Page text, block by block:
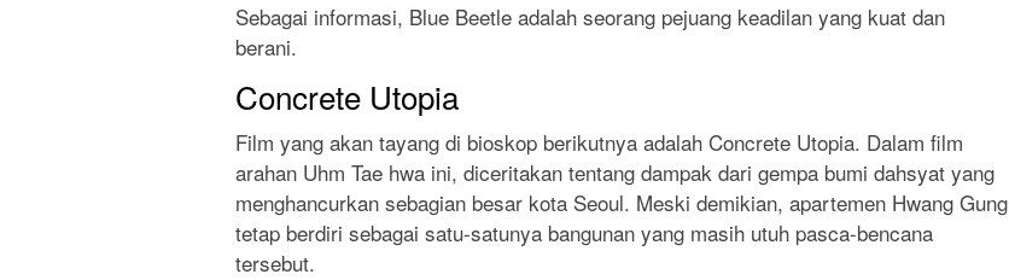
Sebagai informasi, Blue Beetle adalah seorang pejuang keadilan yang kuat dan
berani.
Concrete Utopia
Film yang akan tayang di bioskop berikutnya adalah Concrete Utopia. Dalam film
arahan Uhm Tae hwa ini, diceritakan tentang dampak dari gempa bumi dahsyat yang
menghancurkan sebagian besar kota Seoul. Meski demikian, apartemen Hwang Gung
tetap berdiri sebagai satu-satunya bangunan yang masih utuh pasca-bencana
tersebut.